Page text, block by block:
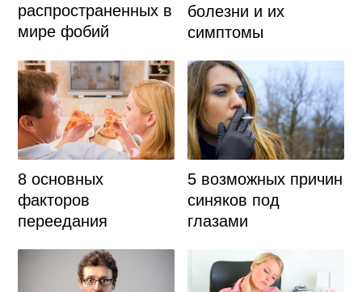
распространенных в
мире фобий
болезни и их
симптомы
8 основных
факторов
переедания
5 возможных причин
синяков под
глазами